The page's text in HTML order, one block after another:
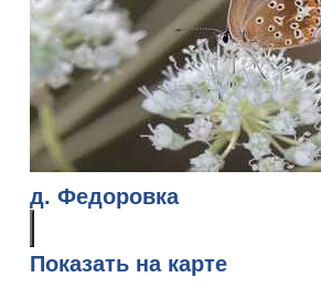
д. Федоровка
Показать на карте